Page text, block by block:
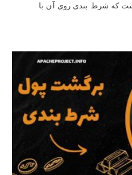
که شرط بندی روی آن با